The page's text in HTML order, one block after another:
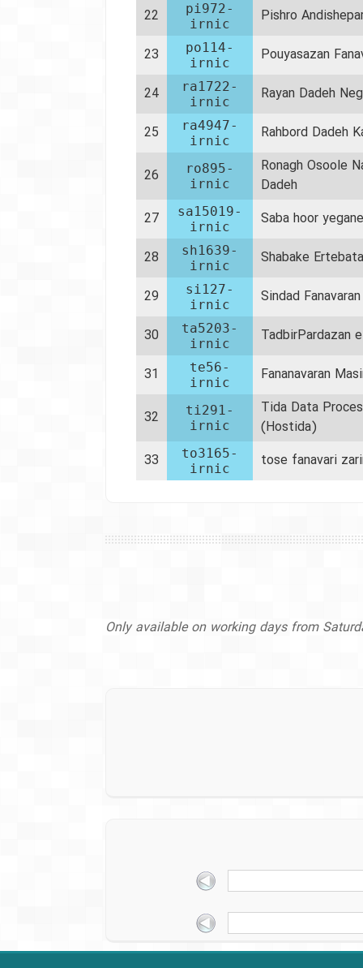
22
pi972-
irnic
Pishro
23
po114-
irnic
Pouyasazan
24
ra1722-
irnic
Rayan Dadeh
25
ra4947-
irnic
Rahbord Dadeh
26
ro895-
irnic
Ronagh Osoole
Dadeh
27
sa15019-
irnic
Saba hoor
28
sh1639-
irnic
Shabake
29
si127-
irnic
Sindad
30
ta5203-
irnic
TadbirPardazan
31
te56-
irnic
Fananavaran
32
ti291-
irnic
Tida Data
(Hostida)
33
to3165-
irnic
tose fanavari
Only available on working days from